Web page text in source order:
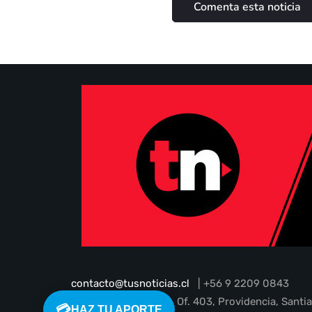
contacto@tusnoticias.cl | +56 9 2209 0843
Guardia Vieja N° 202, Of. 403, Providencia,
HAZ TU APORTE